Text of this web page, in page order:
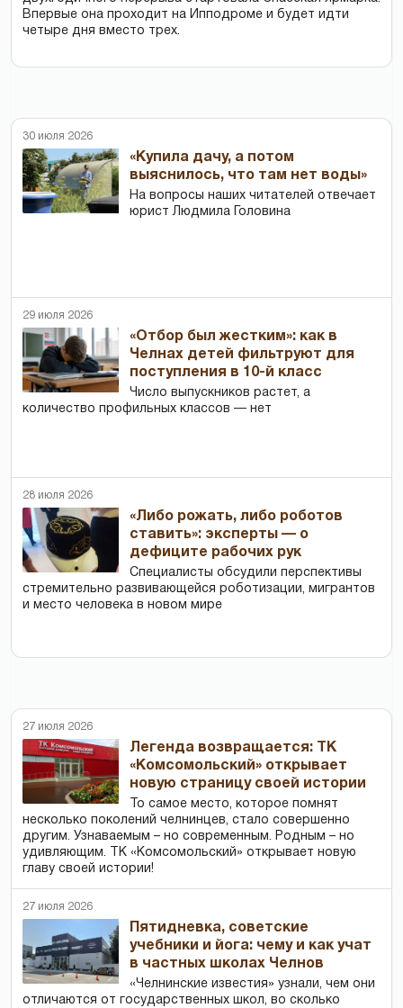
Впервые она проходит на Ипподроме и будет идти
четыре дня вместо трех.
30 июля 2026
«Купила дачу, а потом
выяснилось, что там нет воды»
На вопросы наших читателей отвечает
юрист Людмила Головина
29 июля 2026
«Отбор был жестким»: как в
Челнах детей фильтруют для
поступления в 10-й класс
Число выпускников растет, а
количество профильных классов — нет
28 июля 2026
«Либо рожать, либо роботов
ставить»: эксперты — о
дефиците рабочих рук
Специалисты обсудили перспективы
стремительно развивающейся роботизации, мигрантов
и место человека в новом мире
27 июля 2026
Легенда возвращается: ТК
«Комсомольский» открывает
новую страницу своей истории
То самое место, которое помнят
несколько поколений челнинцев, стало совершенно
другим. Узнаваемым – но современным. Родным – но
удивляющим. ТК «Комсомольский» открывает новую
главу своей истории!
27 июля 2026
Пятидневка, советские
учебники и йога: чему и как учат
в частных школах Челнов
«Челнинские известия» узнали, чем они
отличаются от государственных школ, во сколько